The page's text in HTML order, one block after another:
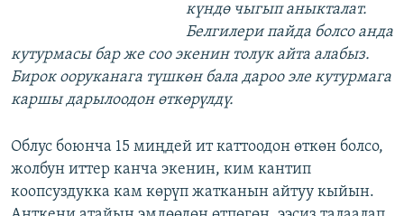
күндө чыгып аныкталат.
Белгилери пайда болсо анда
кутурмасы бар же соо экенин толук айта алабыз.
Бирок ооруканага түшкөн бала дароо эле кутурмага
каршы дарылоодон өткөрүлдү.
Облус боюнча 15 миңдей ит каттоодон өткөн болсо,
жолбун иттер канча экенин, ким кантип
коопсуздукка кам көрүп жатканын айтуу кыйын.